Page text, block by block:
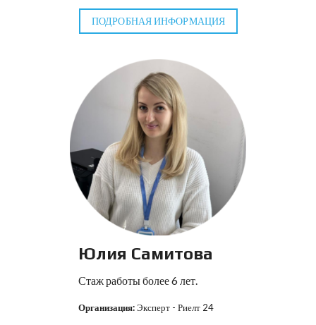
ПОДРОБНАЯ ИНФОРМАЦИЯ
Юлия Самитова
Стаж работы более 6 лет.
Организация:Эксперт - Риелт 24